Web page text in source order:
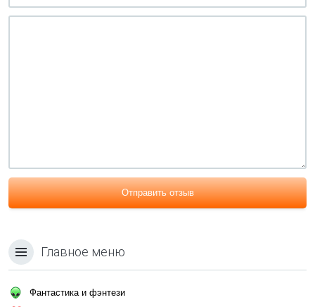
Отправить отзыв
Главное меню
Фантастика и фэнтези